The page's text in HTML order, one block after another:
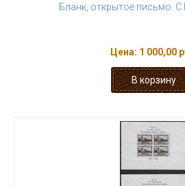
Бланк, открытое письмо.
Цена: 1 000,00